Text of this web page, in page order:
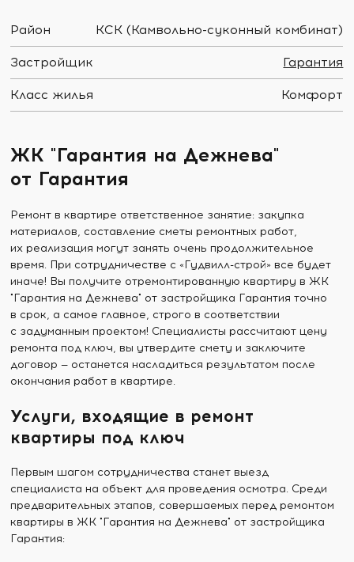
Район КСК (Камвольно-суконный комбинат)
Застройщик Гарантия
Класс жилья Комфорт
ЖК "Гарантия на Дежнева"
от Гарантия
Ремонт в квартире ответственное занятие: закупка
материалов, составление сметы ремонтных работ,
их реализация могут занять очень продолжительное
время. При сотрудничестве с «Гудвилл-строй» все будет
иначе! Вы получите отремонтированную квартиру в ЖК
"Гарантия на Дежнева" от застройщика Гарантия точно
в срок, а самое главное, строго в соответствии
с задуманным проектом! Специалисты рассчитают цену
ремонта под ключ, вы утвердите смету и заключите
договор — останется насладиться результатом после
окончания работ в квартире.
Услуги, входящие в ремонт
квартиры под ключ
Первым шагом сотрудничества станет выезд
специалиста на объект для проведения осмотра. Среди
предварительных этапов, совершаемых перед ремонтом
квартиры в ЖК "Гарантия на Дежнева" от застройщика
Гарантия: